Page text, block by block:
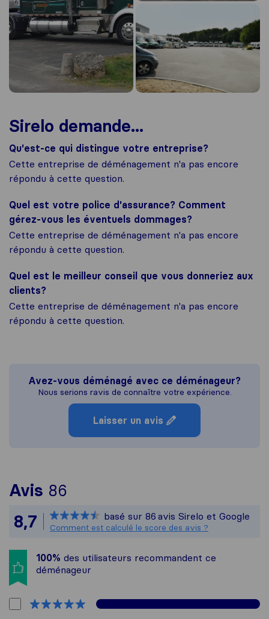
Sirelo demande...
Qu'est-ce qui distingue votre entreprise?
Cette entreprise de déménagement n'a pas encore
répondu à cette question.
Quel est votre police d'assurance? Comment
gérez-vous les éventuels dommages?
Cette entreprise de déménagement n'a pas encore
répondu à cette question.
Quel est le meilleur conseil que vous donneriez aux
clients?
Cette entreprise de déménagement n'a pas encore
répondu à cette question.
Avez-vous déménagé avec ce déménageur?
Nous serions ravis de connaître votre expérience.
Laisser un avis
Avis 86
Sirelo n'est pas
Tous les avis recueillis
8,7 basé sur 86 avis Sirelo et Google
Comment est calculé le score des avis ?
100% des utilisateurs recommandent ce
déménageur